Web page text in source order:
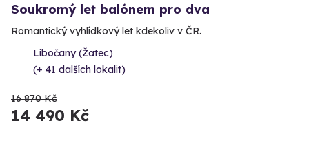
Soukromý let balónem pro dva
Romantický vyhlídkový let kdekoliv v ČR.
Libočany (Žatec)
(+ 41 dalších lokalit)
16 870 Kč
14 490 Kč